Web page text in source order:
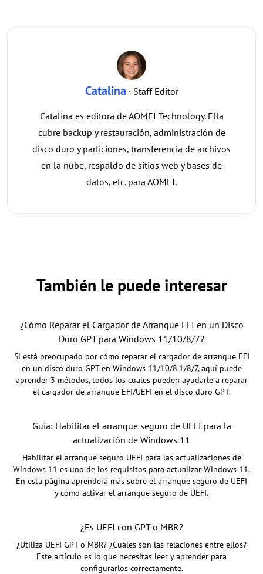
Catalina · Staff Editor
Catalina es editora de AOMEI Technology. Ella
cubre backup y restauración, administración de
disco duro y particiones, transferencia de archivos
en la nube, respaldo de sitios web y bases de
datos, etc. para AOMEI.
También le puede interesar
¿Cómo Reparar el Cargador de Arranque EFI en un Disco
Duro GPT para Windows 11/10/8/7?
Si está preocupado por cómo reparar el cargador de arranque EFI
en un disco duro GPT en Windows 11/10/8.1/8/7, aquí puede
aprender 3 métodos, todos los cuales pueden ayudarle a reparar
el cargador de arranque EFI/UEFI en el disco duro GPT.
Guía: Habilitar el arranque seguro de UEFI para la
actualización de Windows 11
Habilitar el arranque seguro UEFI para las actualizaciones de
Windows 11 es uno de los requisitos para actualizar Windows 11.
En esta página aprenderá más sobre el arranque seguro de UEFI
y cómo activar el arranque seguro de UEFI.
¿Es UEFI con GPT o MBR?
¿Utiliza UEFI GPT o MBR? ¿Cuáles son las relaciones entre ellos?
Este artículo es lo que necesitas leer y aprender para
configurarlos correctamente.